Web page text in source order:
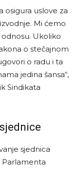
osigura uslove za
Mi ćemo
Ukoliko
o stečajnom
o radu i ta
jedina šansa“,
Sindikata
sjednica